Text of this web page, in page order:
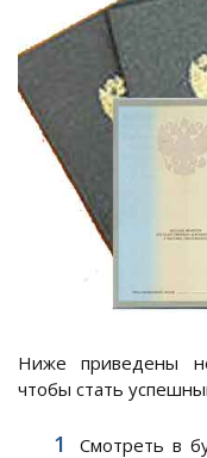
Ниже приведены
чтобы стать
Смотреть в